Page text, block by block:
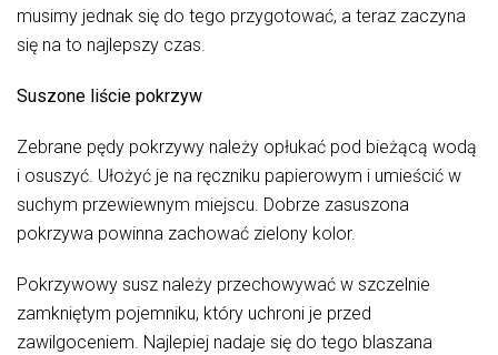
musimy jednak się do tego przygotować, a teraz zaczyna
się na to najlepszy czas.
Suszone liście pokrzyw
Zebrane pędy pokrzywy należy opłukać pod bieżącą wodą
i osuszyć. Ułożyć je na ręczniku papierowym i umieścić w
suchym przewiewnym miejscu. Dobrze zasuszona
pokrzywa powinna zachować zielony kolor.
Pokrzywowy susz należy przechowywać w szczelnie
zamkniętym pojemniku, który uchroni je przed
zawilgoceniem. Najlepiej nadaje się do tego blaszana